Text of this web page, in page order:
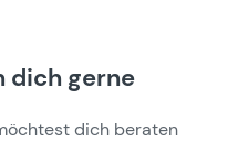
dich gerne
dich beraten